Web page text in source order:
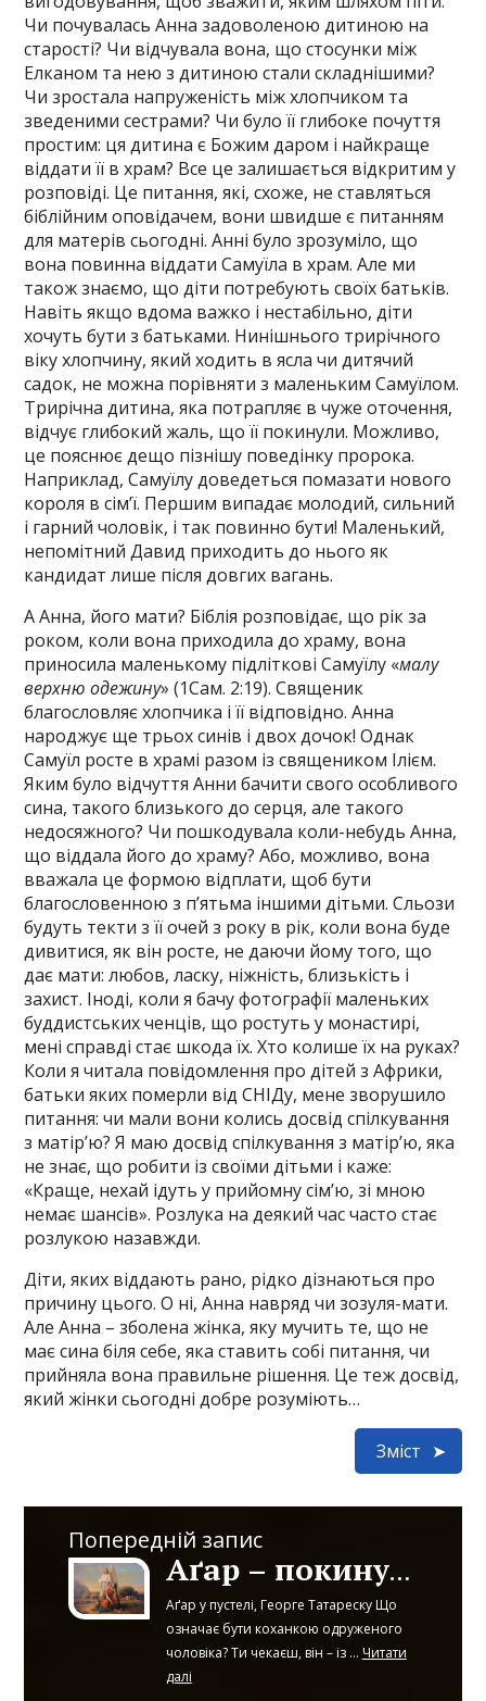
Чи почувалась Анна задоволеною дитиною на
старості? Чи відчувала вона, що стосунки між
Елканом та нею з дитиною стали складнішими?
Чи зростала напруженість між хлопчиком та
зведеними сестрами? Чи було її глибоке почуття
простим: ця дитина є Божим даром і найкраще
віддати її в храм? Все це залишається відкритим у
розповіді. Це питання, які, схоже, не ставляться
біблійним оповідачем, вони швидше є питанням
для матерів сьогодні. Анні було зрозуміло, що
вона повинна віддати Самуїла в храм. Але ми
також знаємо, що діти потребують своїх батьків.
Навіть якщо вдома важко і нестабільно, діти
хочуть бути з батьками. Нинішнього трирічного
віку хлопчину, який ходить в ясла чи дитячий
садок, не можна порівняти з маленьким Самуїлом.
Трирічна дитина, яка потрапляє в чуже оточення,
відчує глибокий жаль, що її покинули. Можливо,
це пояснює дещо пізнішу поведінку пророка.
Наприклад, Самуїлу доведеться помазати нового
короля в сім’ї. Першим випадає молодий, сильний
і гарний чоловік, і так повинно бути! Маленький,
непомітний Давид приходить до нього як
кандидат лише після довгих вагань.
А Анна, його мати? Біблія розповідає, що рік за
роком, коли вона приходила до храму, вона
приносила маленькому підліткові Самуїлу «малу
верхню одежину» (1Сам. 2:19). Священик
благословляє хлопчика і її відповідно. Анна
народжує ще трьох синів і двох дочок! Однак
Самуїл росте в храмі разом із священиком Ілієм.
Яким було відчуття Анни бачити свого особливого
сина, такого близького до серця, але такого
недосяжного? Чи пошкодувала коли-небудь Анна,
що віддала його до храму? Або, можливо, вона
вважала це формою відплати, щоб бути
благословенною з п’ятьма іншими дітьми. Сльози
будуть текти з її очей з року в рік, коли вона буде
дивитися, як він росте, не даючи йому того, що
дає мати: любов, ласку, ніжність, близькість і
захист. Іноді, коли я бачу фотографії маленьких
буддистських ченців, що ростуть у монастирі,
мені справді стає шкода їх. Хто колише їх на руках?
Коли я читала повідомлення про дітей з Африки,
батьки яких померли від СНІДу, мене зворушило
питання: чи мали вони колись досвід спілкування
з матір’ю? Я маю досвід спілкування з матір’ю, яка
не знає, що робити із своїми дітьми і каже:
«Краще, нехай ідуть у прийомну сім’ю, зі мною
немає шансів». Розлука на деякий час часто стає
розлукою назавжди.
Діти, яких віддають рано, рідко дізнаються про
причину цього. О ні, Анна навряд чи зозуля-мати.
Але Анна – зболена жінка, яку мучить те, що не
має сина біля себе, яка ставить собі питання, чи
прийняла вона правильне рішення. Це теж досвід,
який жінки сьогодні добре розуміють…
Зміст
Попередній запис
Аґар – покинута мати
Аґар у пустелі, Георге Татареску Що
означає бути коханкою одруженого
чоловіка? Ти чекаєш, він – із ... Читати
далі